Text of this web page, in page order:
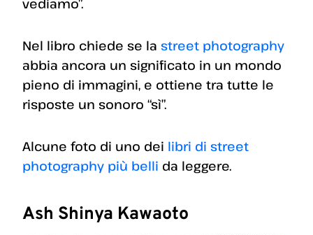
vediamo”.
Nel libro chiede se la street photography
abbia ancora un significato in un mondo
pieno di immagini, e ottiene tra tutte le
risposte un sonoro “sì”.
Alcune foto di uno dei libri di street
photography più belli da leggere.
Ash Shinya Kawaoto